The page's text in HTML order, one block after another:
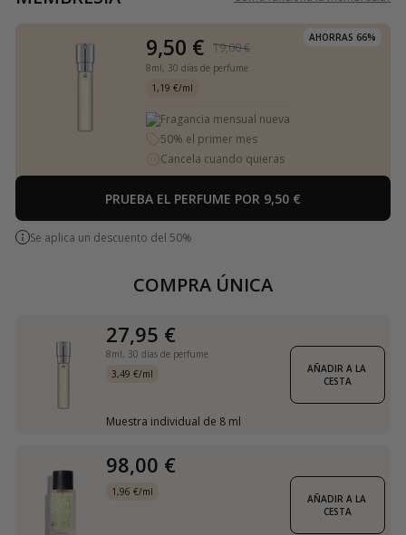
AHORRAS 66%
9,50 € 19,00 €
8ml, 30 días de perfume
1,19 €/ml
Fragancia mensual nueva
50% el primer mes
Cancela cuando quieras
PRUEBA EL PERFUME POR 9,50 €
Se aplica un descuento del 50%
COMPRA ÚNICA
27,95 €
8ml, 30 días de perfume
3,49 €/ml
Muestra individual de 8 ml
AÑADIR A LA
CESTA
98,00 €
1,96 €/ml
AÑADIR A LA
CESTA